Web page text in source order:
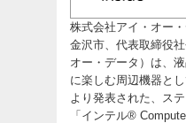
株式会社アイ・オー
金沢市、代表取締役
オー・データ）は、
に楽しむ周辺機器と
より発表された、ス
「インテル®